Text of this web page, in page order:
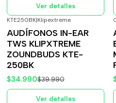
Ver detalles
Agotado
KTE250BK|Klipextreme
AUDÍFONOS IN-EAR
TWS KLIPXTREME
ZOUNDBUDS KTE-
250BK
$34.990$39.990
Ver detalles